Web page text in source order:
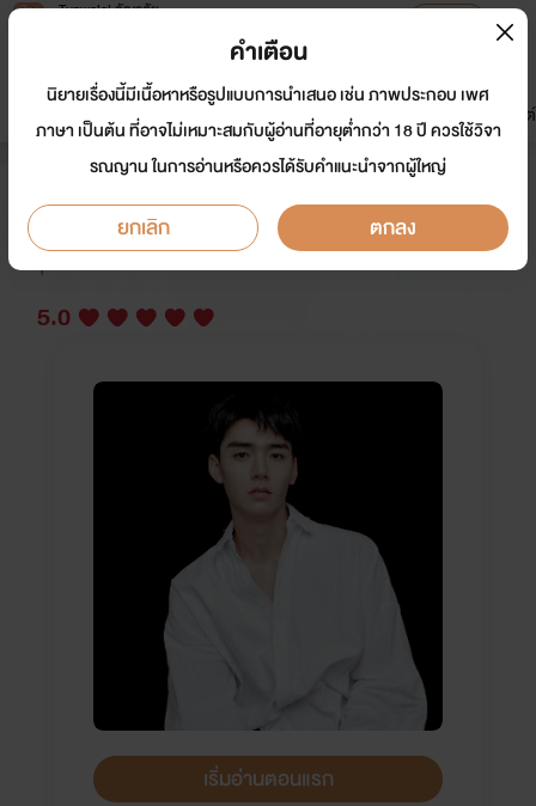
Tunwalai ธัญวลัย
หน้าแรก นิยาย อีบุ๊ก การ์ตูน
มาใหม่
ดรีมแชท ธัญลิสต์
(Yaoi)เออ.กูนี่แหละเมียมาเฟีย(20+)
นักเขียน: VrachA
Y
5.0
เริ่มอ่านตอนแรก
คำเตือน
นิยายเรื่องนี้มีเนื้อหาหรือรูปแบบการนำเสนอ เช่น ภาพประกอบ เพศ
ภาษา เป็นต้น ที่อาจไม่เหมาะสมกับผู้อ่านที่อายุต่ำกว่า 18 ปี ควรใช้วิจา
รณญาน ในการอ่านหรือควรได้รับคำแนะนำจากผู้ใหญ่
ยกเลิก ตกลง